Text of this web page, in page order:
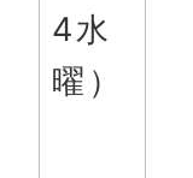
4水
曜）